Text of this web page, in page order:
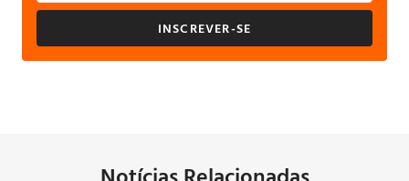
INSCREVER-SE